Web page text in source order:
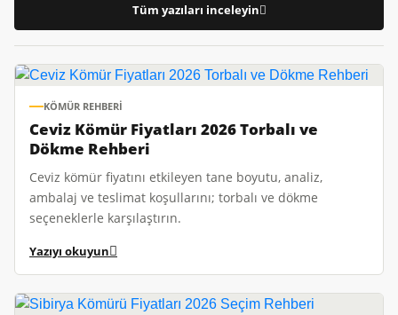
Tüm yazıları inceleyin
KÖMÜR REHBERI
Ceviz Kömür Fiyatları 2026 Torbalı ve
Dökme Rehberi
Ceviz kömür fiyatını etkileyen tane boyutu, analiz,
ambalaj ve teslimat koşullarını; torbalı ve dökme
seçeneklerle karşılaştırın.
Yazıyı okuyun